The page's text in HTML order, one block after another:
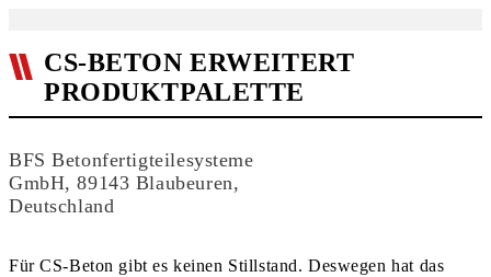
CS-BETON ERWEITERT
PRODUKTPALETTE
BFS Betonfertigteilesysteme
GmbH, 89143 Blaubeuren,
Deutschland
Für CS-Beton gibt es keinen Stillstand. Deswegen hat das